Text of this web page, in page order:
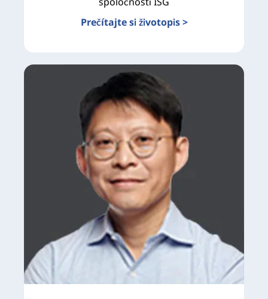
Prečítajte si životopis >